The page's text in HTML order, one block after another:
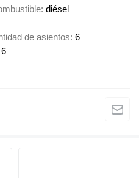
diésel
de asientos 6
6